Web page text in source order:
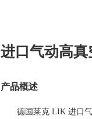
进口气动高真
产品概述
德国莱克 LIK 进口